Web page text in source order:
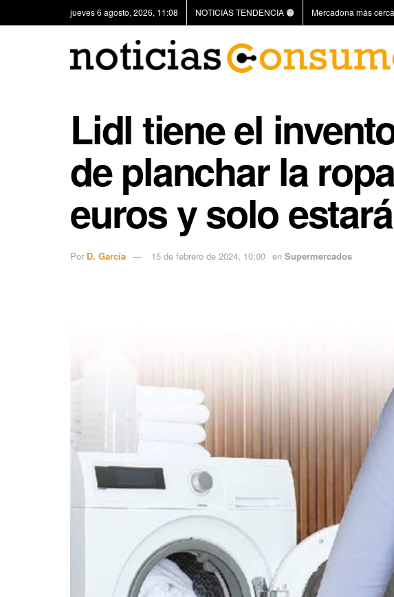
jueves 6 agosto, 2026, 11:08 NOTICIAS TENDENCIA 🟠 Mercadona más
Lidl tiene el
de planchar la
euros y solo
Por D. García 15 de febrero de 2024, 10:00 en Supermercados